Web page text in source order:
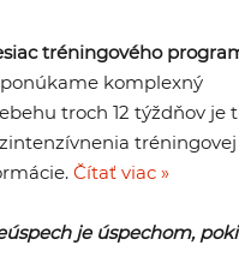
tréningového
komplexný
troch 12 týždňov je
tréningovej
Čítať viac »
je úspechom,